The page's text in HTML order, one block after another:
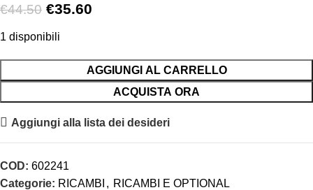
€44.50 €35.60
1 disponibili
AGGIUNGI AL CARRELLO
ACQUISTA ORA
Aggiungi alla lista dei desideri
COD: 602241
Categorie: RICAMBI , RICAMBI E OPTIONAL